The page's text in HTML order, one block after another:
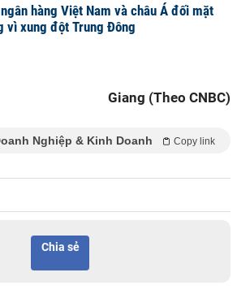
hàng Việt Nam và châu Á đối mặt
vì xung đột Trung Đông
Giang (Theo CNBC)
Nghiệp & Kinh Doanh Copy link
Chia sẻ